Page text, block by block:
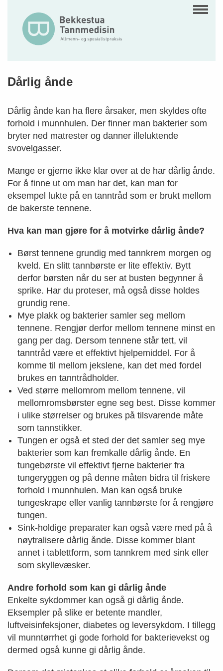
Dårlig ånde
Dårlig ånde kan ha flere årsaker, men skyldes ofte
forhold i munnhulen. Der finner man bakterier som
bryter ned matrester og danner illeluktende
svovelgasser.
Mange er gjerne ikke klar over at de har dårlig ånde.
For å finne ut om man har det, kan man for
eksempel lukte på en tanntråd som er brukt mellom
de bakerste tennene.
Hva kan man gjøre for å motvirke dårlig ånde?
Børst tennene grundig med tannkrem morgen og
kveld. En slitt tannbørste er lite effektiv. Bytt
derfor børsten når du ser at busten begynner å
sprike. Har du proteser, må også disse holdes
grundig rene.
Mye plakk og bakterier samler seg mellom
tennene. Rengjør derfor mellom tennene minst en
gang per dag. Dersom tennene står tett, vil
tanntråd være et effektivt hjelpemiddel. For å
komme til mellom jekslene, kan det med fordel
brukes en tanntrådholder.
Ved større mellomrom mellom tennene, vil
mellomromsbørster egne seg best. Disse kommer
i ulike størrelser og brukes på tilsvarende måte
som tannstikker.
Tungen er også et sted der det samler seg mye
bakterier som kan fremkalle dårlig ånde. En
tungebørste vil effektivt fjerne bakterier fra
tungeryggen og på denne måten bidra til friskere
forhold i munnhulen. Man kan også bruke
tungeskrape eller vanlig tannbørste for å rengjøre
tungen.
Sink-holdige preparater kan også være med på å
nøytralisere dårlig ånde. Disse kommer blant
annet i tablettform, som tannkrem med sink eller
som skyllevæsker.
Andre forhold som kan gi dårlig ånde
Enkelte sykdommer kan også gi dårlig ånde.
Eksempler på slike er betente mandler,
luftveisinfeksjoner, diabetes og leversykdom. I tillegg
vil munntørrhet gi gode forhold for bakterievekst og
dermed også kunne gi dårlig ånde.